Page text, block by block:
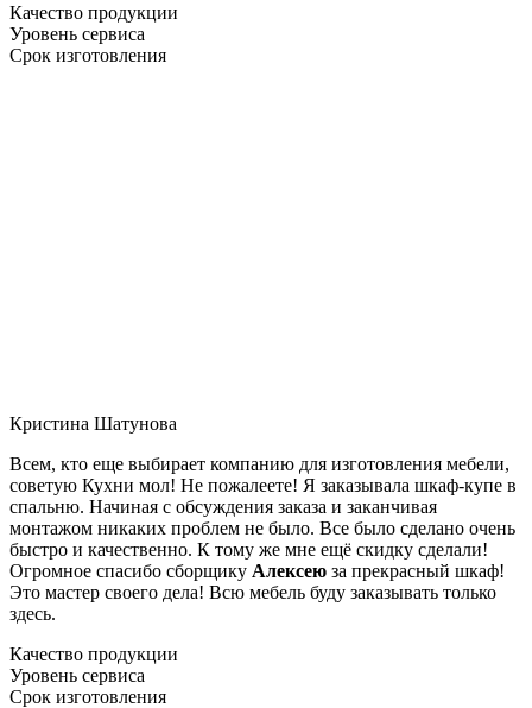
Качество продукции
Уровень сервиса
Срок изготовления
Кристина Шатунова
Всем, кто еще выбирает компанию для изготовления мебели,
советую Кухни мол! Не пожалеете! Я заказывала шкаф-купе в
спальню. Начиная с обсуждения заказа и заканчивая
монтажом никаких проблем не было. Все было сделано очень
быстро и качественно. К тому же мне ещё скидку сделали!
Огромное спасибо сборщику Алексею за прекрасный шкаф!
Это мастер своего дела! Всю мебель буду заказывать только
здесь.
Качество продукции
Уровень сервиса
Срок изготовления